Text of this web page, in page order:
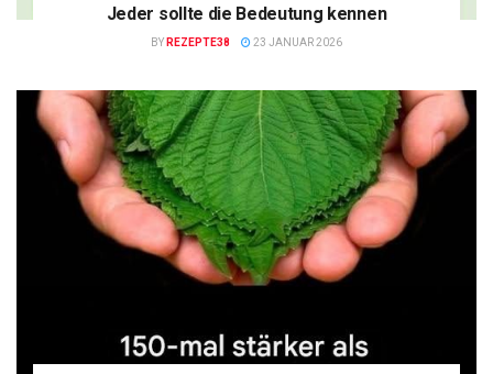
Jeder sollte die Bedeutung kennen
BY REZEPTE38 23 JANUAR 2026